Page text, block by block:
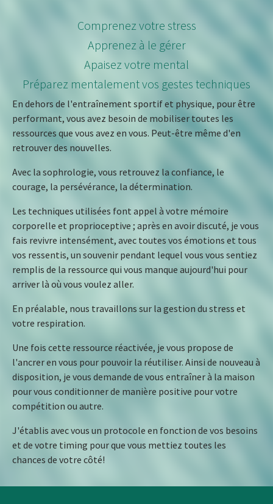
Comprenez votre stress
Apprenez à le gérer
Apaisez votre mental
Préparez mentalement vos gestes techniques
En dehors de l'entraînement sportif et physique, pour être
performant, vous avez besoin de mobiliser toutes les
ressources que vous avez en vous. Peut-être même d'en
retrouver des nouvelles.
Avec la sophrologie, vous retrouvez la confiance, le
courage, la persévérance, la détermination.
Les techniques utilisées font appel à votre mémoire
corporelle et proprioceptive ; après en avoir discuté, je vous
fais revivre intensément, avec toutes vos émotions et tous
vos ressentis, un souvenir pendant lequel vous vous sentiez
remplis de la ressource qui vous manque aujourd'hui pour
arriver là où vous voulez aller.
En préalable, nous travaillons sur la gestion du stress et
votre respiration.
Une fois cette ressource réactivée, je vous propose de
l'ancrer en vous pour pouvoir la réutiliser. Ainsi de nouveau à
disposition, je vous demande de vous entraîner à la maison
pour vous conditionner de manière positive pour votre
compétition ou autre.
J'établis avec vous un protocole en fonction de vos besoins
et de votre timing pour que vous mettiez toutes les
chances de votre côté!